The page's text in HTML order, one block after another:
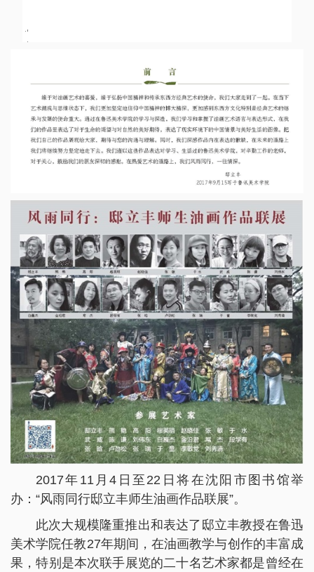
2017年11月4日至22日将在沈阳市图书馆举
办：“风雨同行邸立丰师生油画作品联展”。
此次大规模隆重推出和表达了邸立丰教授在鲁迅
美术学院任教27年期间，在油画教学与创作的丰富成
果，特别是本次联手展览的二十名艺术家都是曾经在